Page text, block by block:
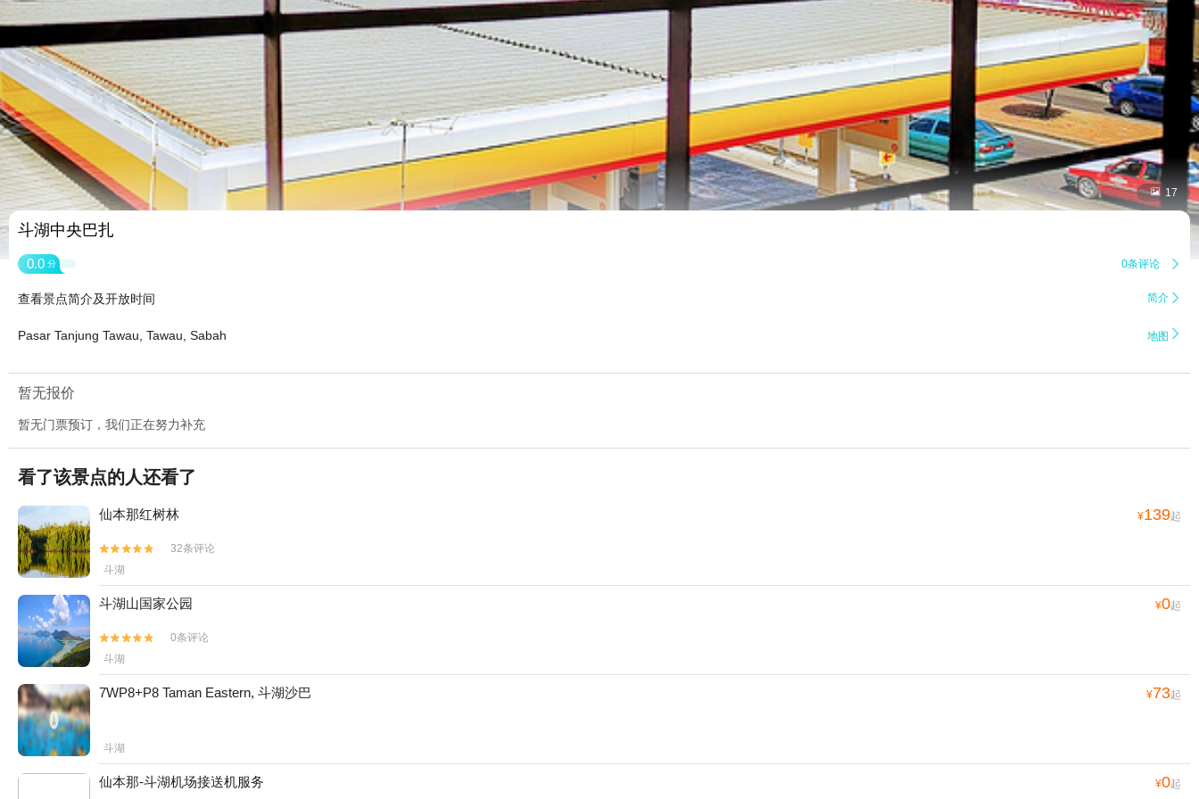
 17
斗湖中央巴扎
0.0 分 0条评论 
查看景点简介及开放时间 简介 
Pasar Tanjung Tawau, Tawau, Sabah 地图 
暂无报价
暂无门票预订，我们正在努力补充
看了该景点的人还看了
仙本那红树林 ¥139起


32条评论
斗湖
斗湖山国家公园 ¥0起


0条评论
斗湖
7WP8+P8 Taman Eastern, 斗湖沙巴 ¥73起
斗湖
仙本那-斗湖机场接送机服务 ¥0起